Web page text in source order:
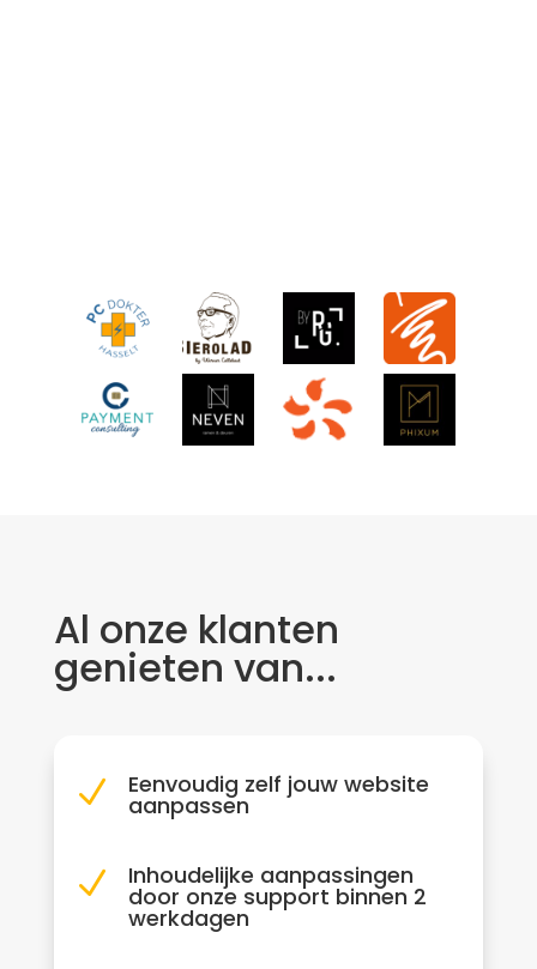
Al onze klanten
genieten van...
N Eenvoudig zelf jouw website
aanpassen
N Inhoudelijke aanpassingen
door onze support binnen 2
werkdagen